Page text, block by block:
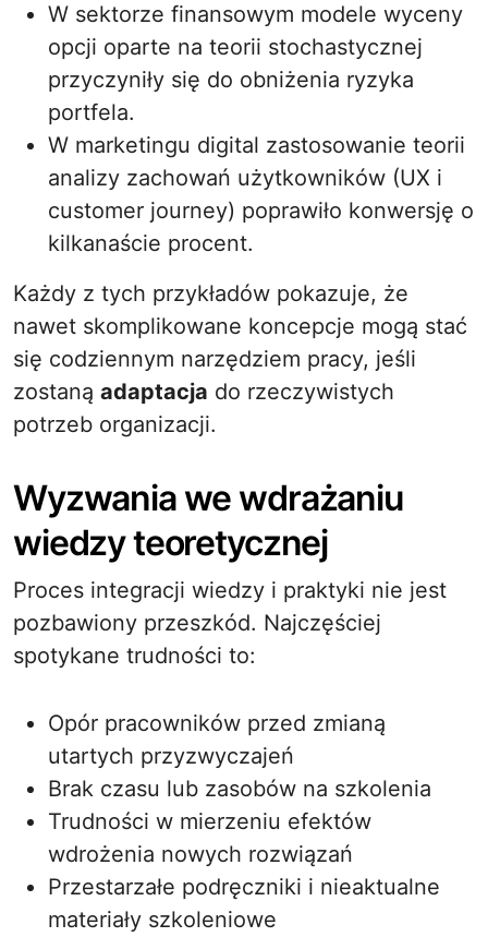
W sektorze finansowym modele wyceny
opcji oparte na teorii stochastycznej
przyczyniły się do obniżenia ryzyka
portfela.
W marketingu digital zastosowanie teorii
analizy zachowań użytkowników (UX i
customer journey) poprawiło konwersję o
kilkanaście procent.
Każdy z tych przykładów pokazuje, że
nawet skomplikowane koncepcje mogą stać
się codziennym narzędziem pracy, jeśli
zostaną adaptacja do rzeczywistych
potrzeb organizacji.
Wyzwania we wdrażaniu
wiedzy teoretycznej
Proces integracji wiedzy i praktyki nie jest
pozbawiony przeszkód. Najczęściej
spotykane trudności to:
Opór pracowników przed zmianą
utartych przyzwyczajeń
Brak czasu lub zasobów na szkolenia
Trudności w mierzeniu efektów
wdrożenia nowych rozwiązań
Przestarzałe podręczniki i nieaktualne
materiały szkoleniowe